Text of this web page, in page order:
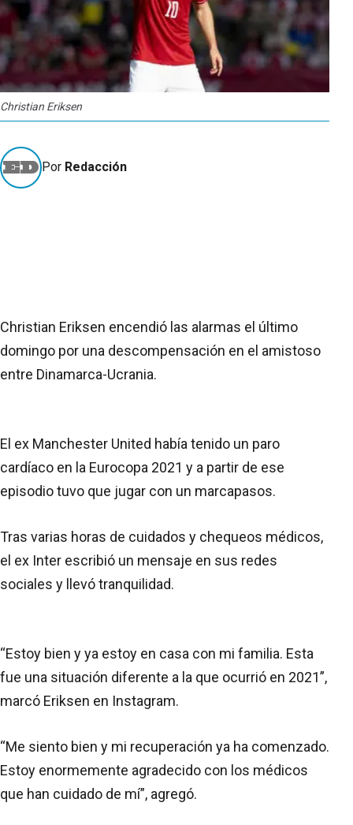
Christian Eriksen
Por Redacción
Christian Eriksen encendió las alarmas el último
domingo por una descompensación en el amistoso
entre Dinamarca-Ucrania.
El ex Manchester United había tenido un paro
cardíaco en la Eurocopa 2021 y a partir de ese
episodio tuvo que jugar con un marcapasos.
Tras varias horas de cuidados y chequeos médicos,
el ex Inter escribió un mensaje en sus redes
sociales y llevó tranquilidad.
“Estoy bien y ya estoy en casa con mi familia. Esta
fue una situación diferente a la que ocurrió en 2021”,
marcó Eriksen en Instagram.
“Me siento bien y mi recuperación ya ha comenzado.
Estoy enormemente agradecido con los médicos
que han cuidado de mí”, agregó.